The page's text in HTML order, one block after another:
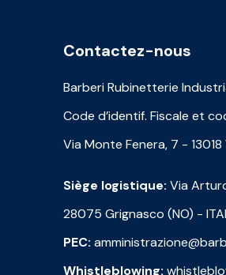
Contactez-nous
Barberi Rubinetterie
Code d’identif. Fiscale et
Via Monte Fenera, 7 -
Siège logistique: Via
28075 Grignasco (NO) -
PEC:
Whistleblowing: